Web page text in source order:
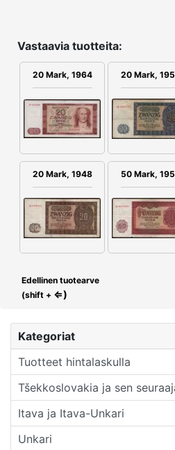
Kategoriat
Tuotteet hintalaskulla
Tšekkoslovakia ja sen
Itava ja Itava-Unkari
Unkari
Vastaavia tuotteita:
20 Mark, 1964 20 Mark,
20 Mark, 1948 50 Mark,
Edellinen tuotearve
(shift + ⇐)